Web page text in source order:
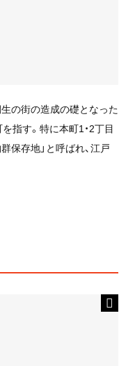
の街の造成の礎となった
指す。特に本町1・2丁目
保存地」と呼ばれ、江戸